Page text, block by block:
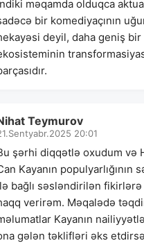
məqamda olduqca
bir komediyaçının
deyil, daha geniş bir
Teymurov
20:01
şərhi diqqətlə oxudum və
Kayanın populyarlığının
bağlı səsləndirilən fikirlərə
verirəm. Məqalədə
Kayanın
gələn təklifləri əks